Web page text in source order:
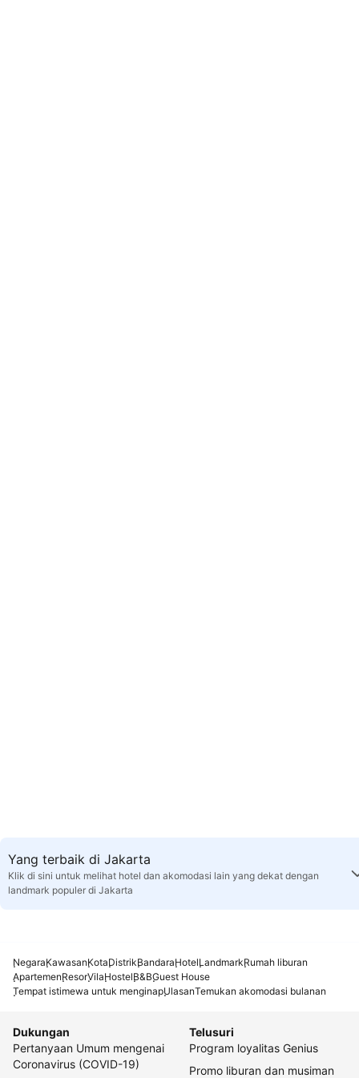
Yang terbaik di Jakarta
Klik di sini untuk melihat hotel dan akomodasi lain yang dekat dengan
landmark populer di Jakarta
NegaraKawasanKotaDistrikBandaraHotelLandmarkRumah liburan
ApartemenResorVilaHostelB&BGuest House
Tempat istimewa untuk menginapUlasanTemukan akomodasi bulanan
Dukungan
Pertanyaan Umum mengenai
Coronavirus (COVID-19)
Telusuri
Program loyalitas Genius
Promo liburan dan musiman